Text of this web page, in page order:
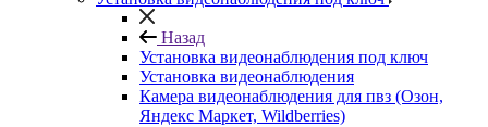
Назад
Установка видеонаблюдения под ключ
Установка видеонаблюдения
Камера видеонаблюдения для пвз (Озон,
Яндекс Маркет, Wildberries)